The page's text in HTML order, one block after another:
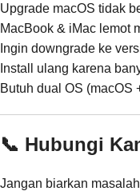
Upgrade macOS tidak
MacBook & iMac lemot
Ingin downgrade ke
Install ulang karena
Butuh dual OS (macOS
📞 Hubungi
Jangan biarkan